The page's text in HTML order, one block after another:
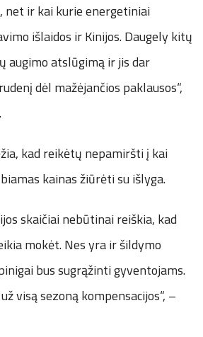
net ir kai kurie energetiniai
išlaidos ir Kinijos. Daugely kitų
augimo atslūgimą ir jis dar
dėl mažėjančios paklausos“,
kad reikėtų nepamiršti į kai
kainas žiūrėti su išlyga.
skaičiai nebūtinai reiškia, kad
mokėt. Nes yra ir šildymo
bus sugrąžinti gyventojams.
visą sezoną kompensacijos“, –